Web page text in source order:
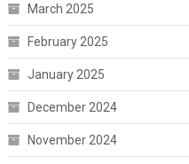
March 2025
February 2025
January 2025
December 2024
November 2024